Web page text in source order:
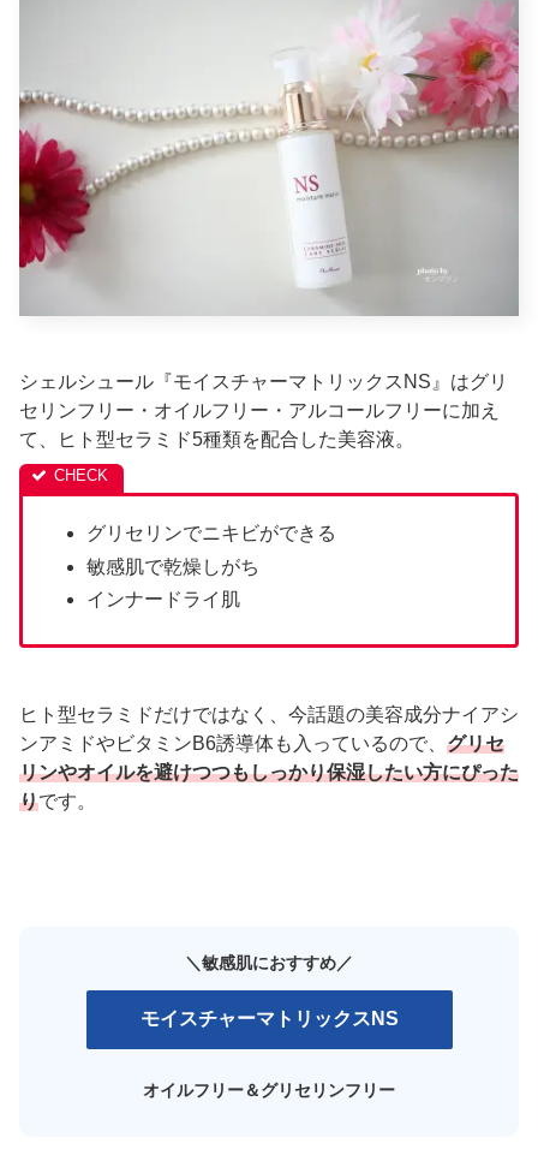
シェルシュール『モイスチャーマトリックスNS』はグリ
セリンフリー・オイルフリー・アルコールフリーに加え
て、ヒト型セラミド5種類を配合した美容液。
グリセリンでニキビができる
敏感肌で乾燥しがち
インナードライ肌
ヒト型セラミドだけではなく、今話題の美容成分ナイアシ
ンアミドやビタミンB6誘導体も入っているので、 グリセ
リンやオイルを避けつつもしっかり保湿したい方にぴった
りです。
＼敏感肌におすすめ／
モイスチャーマトリックスNS
オイルフリー＆グリセリンフリー